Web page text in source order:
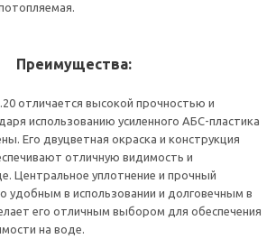
Преимущества:
отличается высокой прочностью и
использованию усиленного АБС-пластика
Его двуцветная окраска и конструкция
отличную видимость и
Центральное уплотнение и прочный
удобным в использовании и долговечным в
его отличным выбором для обеспечения
на воде.